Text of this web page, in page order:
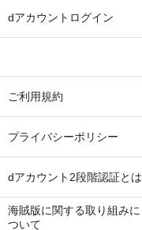
dアカウントログイン
ご利用規約
プライバシーポリシー
dアカウント2段階認証とは
海賊版に関する取り組みに
ついて